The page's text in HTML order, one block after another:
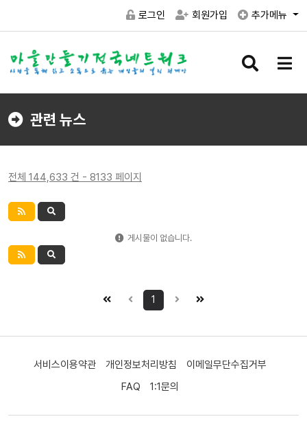
로그인 회원가입 추가메뉴
검
버
메
버
관련 뉴스
전체 144,633 건 - 8133 페이지
게시물이 없습니다.
1
서비스이용약관 개인정보처리방침
이메일무단수집거부
FAQ
1:1문의